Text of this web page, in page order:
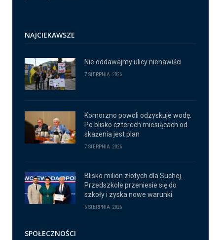
NAJCIEKAWSZE
Nie oddawajmy ulicy nienawiści
7 SIERPNIA 2026
Komorzno powoli odzyskuje wodę.
Po blisko czterech miesiącach od
skażenia jest plan
7 SIERPNIA 2026
Blisko milion złotych dla Suchej.
Przedszkole przeniesie się do
szkoły i zyska nowe warunki
6 SIERPNIA 2026
SPOŁECZNOŚCI